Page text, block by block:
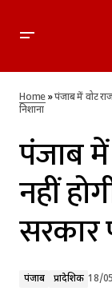
साधा निशाना
Home»पंजाब में वोट
निशाना
पंजाब में
नहीं
सरकार
पंजाब प्रादेशिक 18/